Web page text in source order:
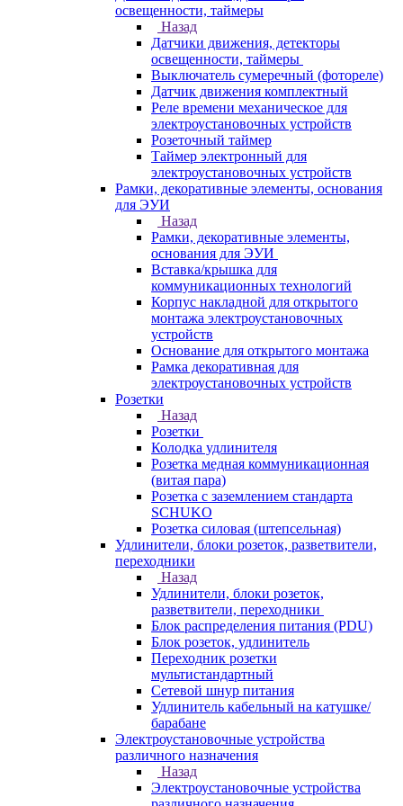
освещенности, таймеры
Назад
Датчики движения, детекторы
освещенности, таймеры
Выключатель сумеречный (фотореле)
Датчик движения комплектный
Реле времени механическое для
электроустановочных устройств
Розеточный таймер
Таймер электронный для
электроустановочных устройств
Рамки, декоративные элементы, основания
для ЭУИ
Назад
Рамки, декоративные элементы,
основания для ЭУИ
Вставка/крышка для
коммуникационных технологий
Корпус накладной для открытого
монтажа электроустановочных
устройств
Основание для открытого монтажа
Рамка декоративная для
электроустановочных устройств
Розетки
Назад
Розетки
Колодка удлинителя
Розетка медная коммуникационная
(витая пара)
Розетка с заземлением стандарта
SCHUKO
Розетка силовая (штепсельная)
Удлинители, блоки розеток, разветвители,
переходники
Назад
Удлинители, блоки розеток,
разветвители, переходники
Блок распределения питания (PDU)
Блок розеток, удлинитель
Переходник розетки
мультистандартный
Сетевой шнур питания
Удлинитель кабельный на катушке/
барабане
Электроустановочные устройства
различного назначения
Назад
Электроустановочные устройства